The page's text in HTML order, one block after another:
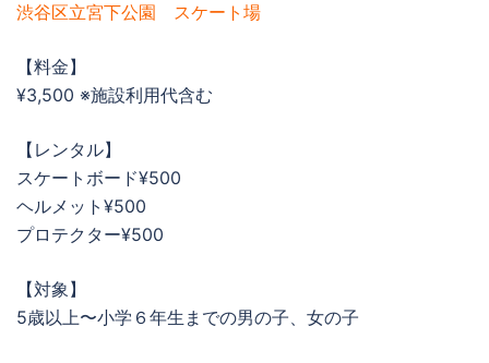
渋谷区立宮下公園 スケート場
【料金】
¥3,500 ※施設利用代含む
【レンタル】
スケートボード¥500
ヘルメット¥500
プロテクター¥500
【対象】
5歳以上〜小学６年生までの男の子、女の子